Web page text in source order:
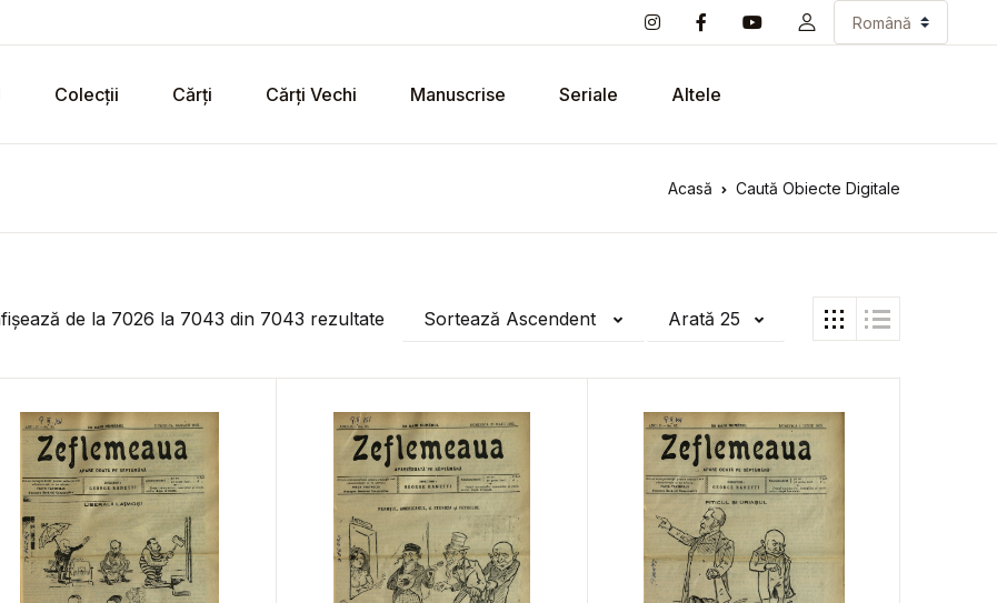
Colecții Cărți Cărți Vechi Manuscrise Seriale Altele
Acasă Caută Obiecte Digitale
de la 7026 la 7043 din 7043 rezultate Sortează Ascendent Arată 25